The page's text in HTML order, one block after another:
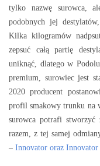
tylko nazwę surowca,
podobnych jej
Kilka kilogramów
zepsuć całą partię
uniknąć, dlatego w
premium, surowiec jest
2020 producent
profil smakowy trunku na
surowca potrafi stworzyć
razem, z tej samej
– Innovator oraz